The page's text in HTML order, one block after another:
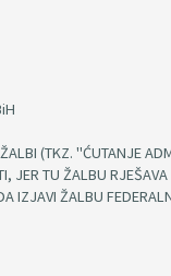
(TKZ. "ĆUTANJE
JER TU ŽALBU
IZJAVI ŽALBU